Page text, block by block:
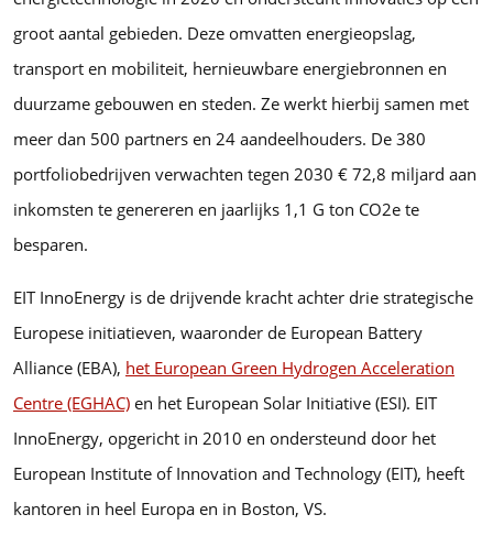
groot aantal gebieden. Deze omvatten energieopslag,
transport en mobiliteit, hernieuwbare energiebronnen en
duurzame gebouwen en steden. Ze werkt hierbij samen met
meer dan 500 partners en 24 aandeelhouders. De 380
portfoliobedrijven verwachten tegen 2030 € 72,8 miljard aan
inkomsten te genereren en jaarlijks 1,1 G ton CO2e te
besparen.
EIT InnoEnergy is de drijvende kracht achter drie strategische
Europese initiatieven, waaronder de European Battery
Alliance (EBA), het European Green Hydrogen Acceleration
Centre (EGHAC) en het European Solar Initiative (ESI). EIT
InnoEnergy, opgericht in 2010 en ondersteund door het
European Institute of Innovation and Technology (EIT), heeft
kantoren in heel Europa en in Boston, VS.